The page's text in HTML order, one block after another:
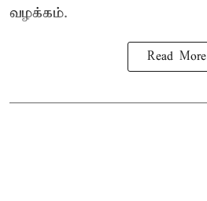
வழக்கம்.
Read More